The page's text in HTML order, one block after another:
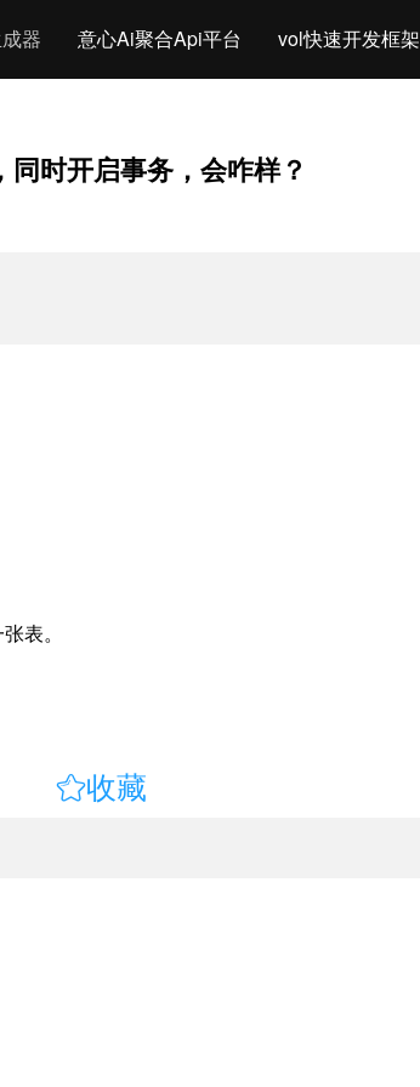
器 意心Ai聚合Api平台 vol快速开发框架
时开启事务，会咋样？
表。
收藏